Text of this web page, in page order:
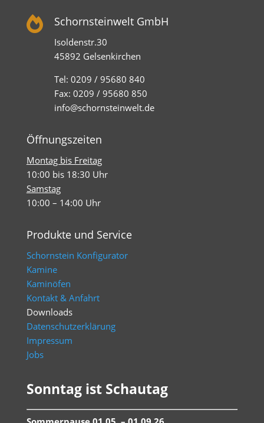
 Schornsteinwelt GmbH
Isoldenstr.30
45892 Gelsenkirchen
Tel: 0209 / 95680 840
Fax: 0209 / 95680 850
info@schornsteinwelt.de
Öffnungszeiten
Montag bis Freitag
10:00 bis 18:30 Uhr
Samstag
10:00 – 14:00 Uhr
Produkte und Service
Schornstein Konfigurator
Kamine
Kaminöfen
Kontakt & Anfahrt
Downloads
Datenschutzerklärung
Impressum
Jobs
Sonntag ist Schautag